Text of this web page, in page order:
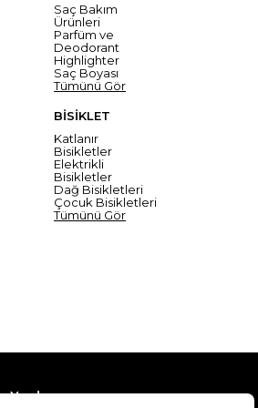
Saç Bakım
Ürünleri
Parfüm ve
Deodorant
Highlighter
Saç Boyası
Tümünü Gör
BİSİKLET
Katlanır
Bisikletler
Elektrikli
Bisikletler
Dağ Bisikletleri
Çocuk Bisikletleri
Tümünü Gör
Yardım